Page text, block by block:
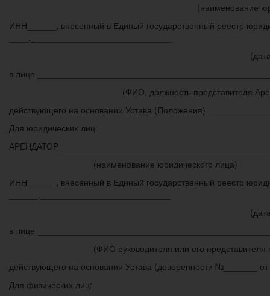
(наименование
ИНН______, внесенный в Единый государственный реестр
____,_____________________________
(дата и место гос.
в лице
(ФИО, должность представителя
действующего на основании Устава (Положения)
Для юридических лиц:
АРЕНДАТОР
(наименование юридического лица)
ИНН______, внесенный в Единый государственный реестр
______,___________________________
(дата и место гос.
в лице
(ФИО руководителя или его представителя по
действующего на основании Устава (доверенности №_______
Для физических лиц: